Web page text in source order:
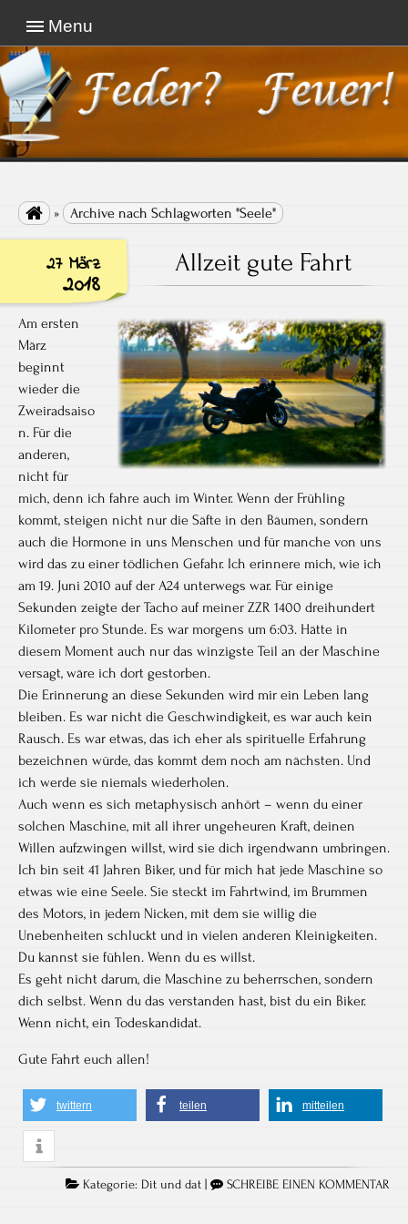
Menu
Feder Feuer!
Vertraue niemandem, dessen Fernseher größer
ist als sein Bücherschrank
 » Archive nach Schlagworten "Seele"
27 März
2018
Allzeit gute Fahrt
Am ersten
März
beginnt
wieder die
Zweiradsaiso
n. Für die
anderen,
nicht für
mich, denn ich fahre auch im Winter. Wenn der Frühling
kommt, steigen nicht nur die Säfte in den Bäumen, sondern
auch die Hormone in uns Menschen und für manche von uns
wird das zu einer tödlichen Gefahr. Ich erinnere mich, wie ich
am 19. Juni 2010 auf der A24 unterwegs war. Für einige
Sekunden zeigte der Tacho auf meiner ZZR 1400 dreihundert
Kilometer pro Stunde. Es war morgens um 6:03. Hätte in
diesem Moment auch nur das winzigste Teil an der Maschine
versagt, wäre ich dort gestorben.
Die Erinnerung an diese Sekunden wird mir ein Leben lang
bleiben. Es war nicht die Geschwindigkeit, es war auch kein
Rausch. Es war etwas, das ich eher als spirituelle Erfahrung
bezeichnen würde, das kommt dem noch am nächsten. Und
ich werde sie niemals wiederholen.
Auch wenn es sich metaphysisch anhört – wenn du einer
solchen Maschine, mit all ihrer ungeheuren Kraft, deinen
Willen aufzwingen willst, wird sie dich irgendwann umbringen.
Ich bin seit 41 Jahren Biker, und für mich hat jede Maschine so
etwas wie eine Seele. Sie steckt im Fahrtwind, im Brummen
des Motors, in jedem Nicken, mit dem sie willig die
Unebenheiten schluckt und in vielen anderen Kleinigkeiten.
Du kannst sie fühlen. Wenn du es willst.
Es geht nicht darum, die Maschine zu beherrschen, sondern
dich selbst. Wenn du das verstanden hast, bist du ein Biker.
Wenn nicht, ein Todeskandidat.
Gute Fahrt euch allen!
twittern teilen mitteilen
Kategorie: Dit und dat SCHREIBE EINEN KOMMENTAR